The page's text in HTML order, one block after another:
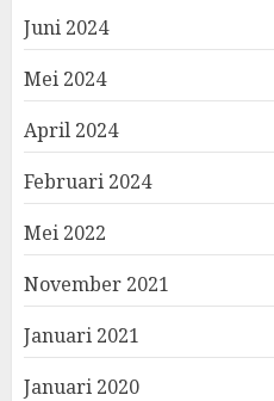
Juni 2024
Mei 2024
April 2024
Februari 2024
Mei 2022
November 2021
Januari 2021
Januari 2020